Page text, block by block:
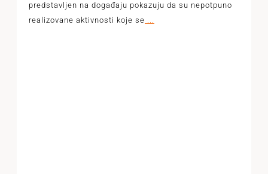
predstavljen na događaju pokazuju da su nepotpuno
realizovane aktivnosti koje se ...